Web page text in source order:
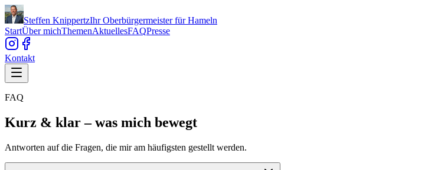
Steffen KnippertzIhr Oberbürgermeister für Hameln
StartÜber michThemenAktuellesFAQPresse
Kontakt
FAQ
Kurz & klar – was mich bewegt
Antworten auf die Fragen, die mir am häufigsten gestellt werden.